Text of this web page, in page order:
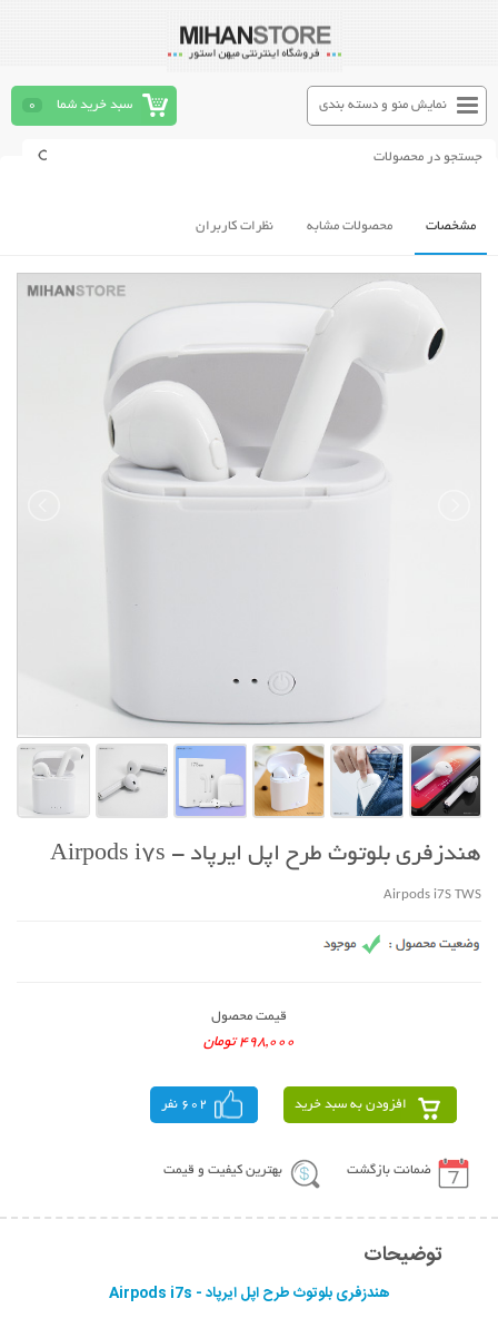
سبد خرید شما 0 نمایش منو و دسته بندی
مشخصات محصولات مشابه نظرات کاربران
هندزفری بلوتوث طرح اپل ایرپاد - Airpods i7s
Airpods i7S TWS
قیمت محصول
498,000 تومان
افزودن به سبد خرید 602 نفر
ضمانت بازگشت بهترین کیفیت و قیمت
توضیحات
هندزفری بلوتوث طرح اپل ایرپاد - Airpods i7s